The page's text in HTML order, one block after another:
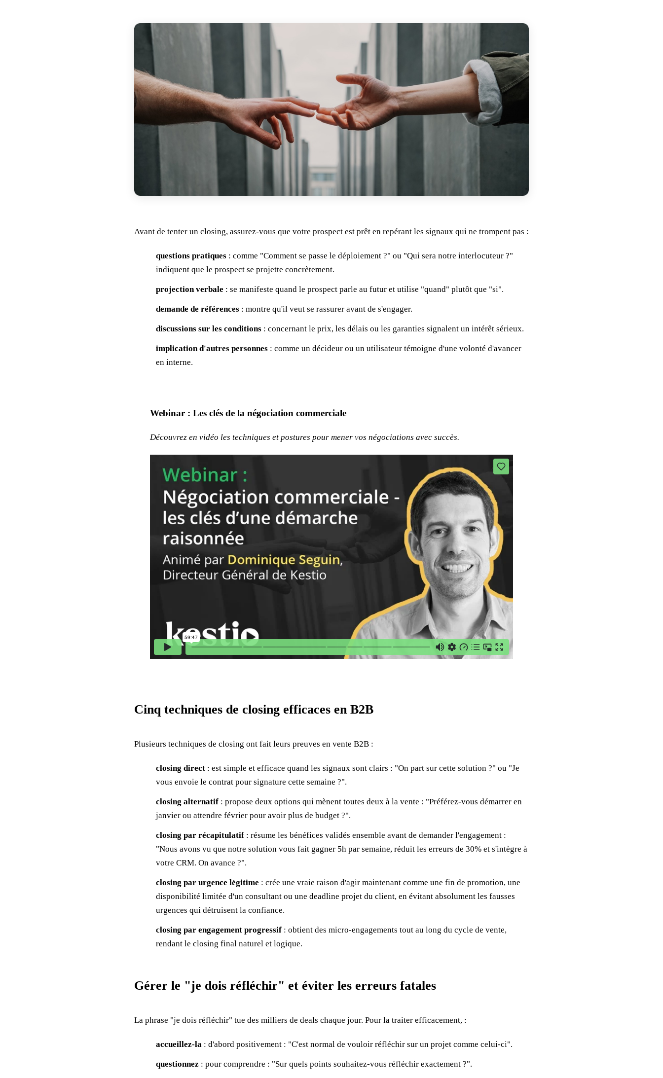
Avant de tenter un closing, assurez-vous que votre prospect est prêt en repérant les signaux qui ne trompent pas :
questions pratiques : comme "Comment se passe le déploiement ?" ou "Qui sera notre interlocuteur ?"
indiquent que le prospect se projette concrètement.
projection verbale : se manifeste quand le prospect parle au futur et utilise "quand" plutôt que "si".
demande de références : montre qu'il veut se rassurer avant de s'engager.
discussions sur les conditions : concernant le prix, les délais ou les garanties signalent un intérêt sérieux.
implication d'autres personnes : comme un décideur ou un utilisateur témoigne d'une volonté d'avancer
en interne.
Webinar : Les clés de la négociation commerciale
Découvrez en vidéo les techniques et postures pour mener vos négociations avec succès.
Cinq techniques de closing efficaces en B2B
Plusieurs techniques de closing ont fait leurs preuves en vente B2B :
closing direct : est simple et efficace quand les signaux sont clairs : "On part sur cette solution ?" ou "Je
vous envoie le contrat pour signature cette semaine ?".
closing alternatif : propose deux options qui mènent toutes deux à la vente : "Préférez-vous démarrer en
janvier ou attendre février pour avoir plus de budget ?".
closing par récapitulatif : résume les bénéfices validés ensemble avant de demander l'engagement :
"Nous avons vu que notre solution vous fait gagner 5h par semaine, réduit les erreurs de 30% et s'intègre à
votre CRM. On avance ?".
closing par urgence légitime : crée une vraie raison d'agir maintenant comme une fin de promotion, une
disponibilité limitée d'un consultant ou une deadline projet du client, en évitant absolument les fausses
urgences qui détruisent la confiance.
closing par engagement progressif : obtient des micro-engagements tout au long du cycle de vente,
rendant le closing final naturel et logique.
Gérer le "je dois réfléchir" et éviter les erreurs fatales
La phrase "je dois réfléchir" tue des milliers de deals chaque jour. Pour la traiter efficacement, :
accueillez-la : d'abord positivement : "C'est normal de vouloir réfléchir sur un projet comme celui-ci".
questionnez : pour comprendre : "Sur quels points souhaitez-vous réfléchir exactement ?".